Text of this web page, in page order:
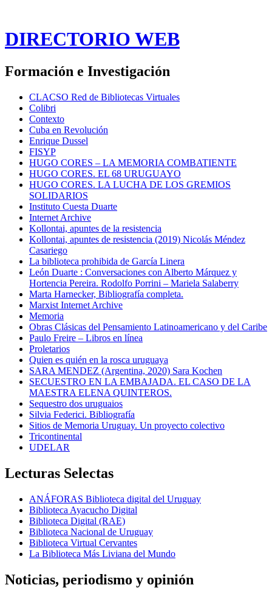
DIRECTORIO WEB
Formación e Investigación
CLACSO Red de Bibliotecas Virtuales
Colibri
Contexto
Cuba en Revolución
Enrique Dussel
FISYP
HUGO CORES – LA MEMORIA COMBATIENTE
HUGO CORES. EL 68 URUGUAYO
HUGO CORES. LA LUCHA DE LOS GREMIOS
SOLIDARIOS
Instituto Cuesta Duarte
Internet Archive
Kollontai, apuntes de la resistencia
Kollontai, apuntes de resistencia (2019) Nicolás Méndez
Casariego
La biblioteca prohibida de García Linera
León Duarte : Conversaciones con Alberto Márquez y
Hortencia Pereira. Rodolfo Porrini – Mariela Salaberry
Marta Harnecker, Bibliografía completa.
Marxist Internet Archive
Memoria
Obras Clásicas del Pensamiento Latinoamericano y del Caribe
Paulo Freire – Libros en línea
Proletarios
Quien es quién en la rosca uruguaya
SARA MENDEZ (Argentina, 2020) Sara Kochen
SECUESTRO EN LA EMBAJADA. EL CASO DE LA
MAESTRA ELENA QUINTEROS.
Sequestro dos uruguaios
Silvia Federici. Bibliografía
Sitios de Memoria Uruguay. Un proyecto colectivo
Tricontinental
UDELAR
Lecturas Selectas
ANÁFORAS Biblioteca digital del Uruguay
Biblioteca Ayacucho Digital
Biblioteca Digital (RAE)
Biblioteca Nacional de Uruguay
Biblioteca Virtual Cervantes
La Biblioteca Más Liviana del Mundo
Noticias, periodismo y opinión